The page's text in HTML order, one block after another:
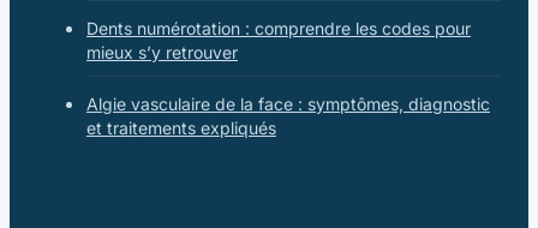
Dents numérotation : comprendre les codes pour
mieux s’y retrouver
Algie vasculaire de la face : symptômes, diagnostic
et traitements expliqués